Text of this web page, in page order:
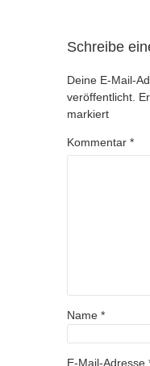
Schreibe
Deine E-Mail-
veröffentlicht.
markiert
Kommentar *
Name *
E-Mail-Adresse